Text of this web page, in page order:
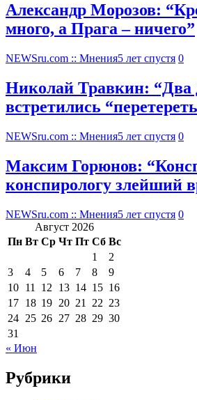
Александр Морозов:
много, а Прага – ничего”
NEWSru.com :: Мнения5 лет спустя 0
Николай Травкин: “Два
встретились
NEWSru.com :: Мнения5 лет спустя 0
Максим Горюнов:
конспирологу злейший
NEWSru.com :: Мнения5 лет спустя 0
Август 2026
Пн Вт Ср Чт Пт Сб Вс
1
2
3
4 5 6 7 8
9
10 11 12 13 14 15 16
17 18 19 20 21 22 23
24 25 26 27 28 29 30
31
« Июн
Рубрики